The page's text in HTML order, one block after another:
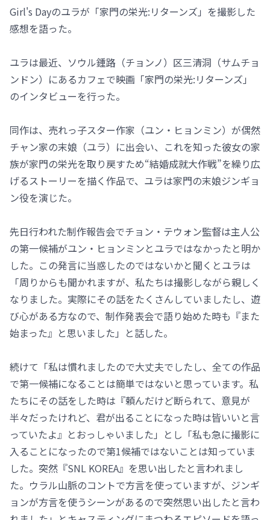
Girl's Dayのユラが「家門の栄光:リターンズ」を撮影した
感想を語った。
ユラは最近、ソウル鍾路（チョンノ）区三清洞（サムチョ
ンドン）にあるカフェで映画「家門の栄光:リターンズ」
のインタビューを行った。
同作は、売れっ子スター作家（ユン・ヒョンミン）が偶然
チャン家の末娘（ユラ）に出会い、これを知った彼女の家
族が家門の栄光を取り戻すため“結婚成就大作戦”を繰り広
げるストーリーを描く作品で、ユラは家門の末娘ジンギョ
ン役を演じた。
先日行われた制作報告会でチョン・テウォン監督は主人公
の第一候補がユン・ヒョンミンとユラではなかったと明か
した。この発言に当惑したのではないかと聞くとユラは
「周りからも聞かれますが、私たちは撮影しながら親しく
なりました。実際にその話をたくさんしていましたし、遊
び心がある方なので、制作発表会で語り始めた時も『また
始まった』と思いました」と話した。
続けて「私は慣れましたので大丈夫でしたし、全ての作品
で第一候補になることは簡単ではないと思っています。私
たちにその話をした時は『頼んだけど断られて、意見が
半々だったけれど、君が出ることになった時は皆いいと言
っていたよ』とおっしゃいました」とし「私も急に撮影に
入ることになったので第1候補ではないことは知っていま
した。突然『SNL KOREA』を思い出したと言われまし
た。ウラル山脈のコントで方言を使っていますが、ジンギ
ョンが方言を使うシーンがあるので突然思い出したと言わ